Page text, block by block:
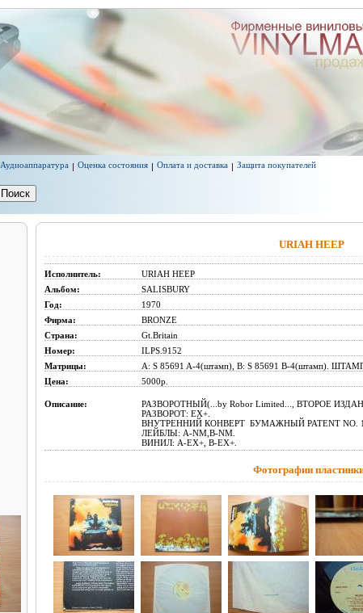
Аудиоаппаратура Оценка состояния Оплата и доставка Защита покупателей
URIAH HEEP
Исполнитель:
URIAH HEEP
Альбом:
SALISBURY
Год:
1970
Фирма:
BRONZE
Страна:
Gt.Britain
Номер:
ILPS.9152
Матрицы:
A: S 85691 A-4(штамп), B: S 85691 B-4(штамп).
Цена:
5000p.
Описание:
РАЗВОРОТНЫЙ(...by Robor Limited..., ВТОРОЕ
РАЗВОРОТ: EX+.
ВНУТРЕННИЙ КОНВЕРТ БУМАЖНЫЙ PATENT NO.
ЛЕЙБЛЫ: A-NM,B-NM.
ВИНИЛ: A-EX+, B-EX+.
Фотографии